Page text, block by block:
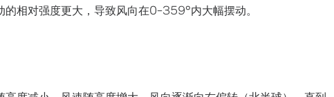
相对强度更大，导致风向在0–359°内大幅摆动。